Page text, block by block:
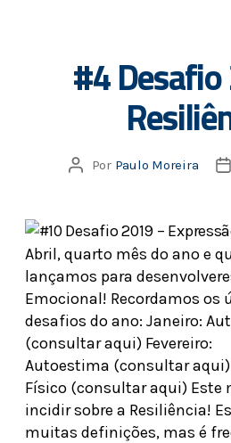
#4
Por Paulo Moreira
Abril, quarto mês do ano e
lançamos para
Emocional! Recordamos os
desafios do ano: Janeiro:
(consultar aqui) Fevereiro:
Autoestima (consultar aqui)
Físico (consultar aqui) Este
incidir sobre a Resiliência!
muitas definições, mas é